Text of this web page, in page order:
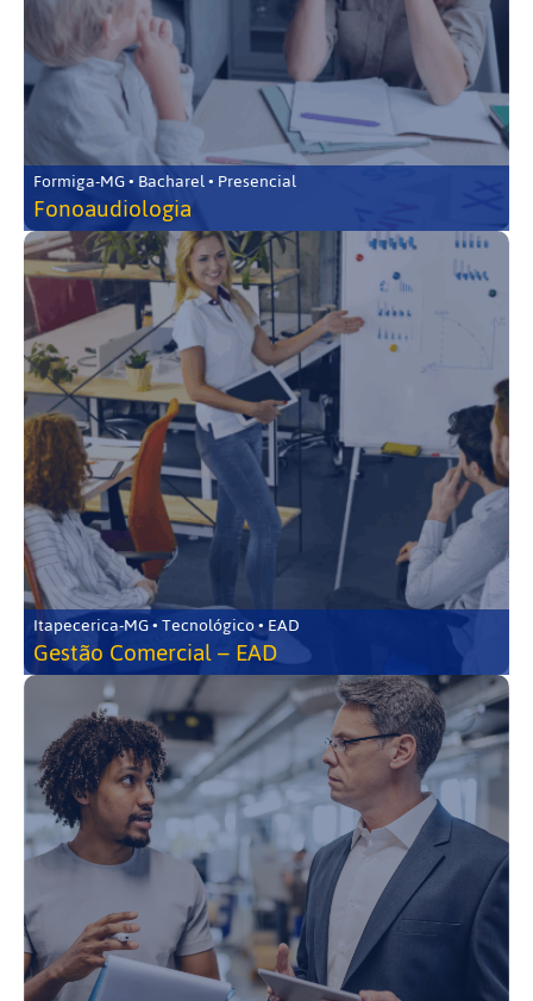
Formiga-MG • Bacharel • Presencial
Fonoaudiologia
Itapecerica-MG • Tecnológico • EAD
Gestão Comercial – EAD